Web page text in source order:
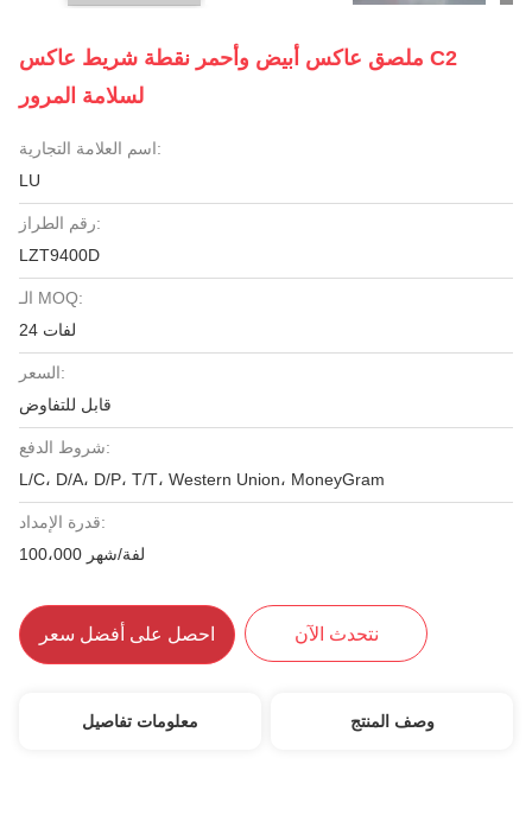
ملصق عاكس أبيض وأحمر نقطة شريط عاكس C2
لسلامة المرور
اسم العلامة التجارية:
LU
رقم الطراز:
LZT9400D
الـ MOQ:
24 لفات
السعر:
قابل للتفاوض
شروط الدفع:
L/C، D/A، D/P، T/T، Western Union، MoneyGram
قدرة الإمداد:
100،000 لفة/شهر
احصل على أفضل سعر نتحدث الآن
معلومات تفاصيل وصف المنتج